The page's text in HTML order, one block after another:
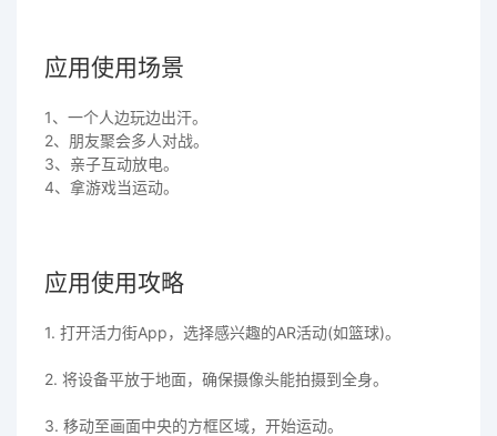
应用使用场景
1、一个人边玩边出汗。
2、朋友聚会多人对战。
3、亲子互动放电。
4、拿游戏当运动。
应用使用攻略
1. 打开活力街App，选择感兴趣的AR活动(如篮球)。
2. 将设备平放于地面，确保摄像头能拍摄到全身。
3. 移动至画面中央的方框区域，开始运动。